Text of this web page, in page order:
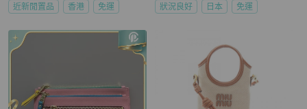
近新閒置品 香港 免運 狀況良好 日本 免運